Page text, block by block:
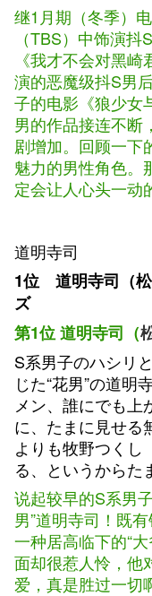
继1月期（冬季）
（TBS）中饰演
《我才不会对黑
演的恶魔级抖S男
子的电影《狼少女
男的作品接连不断
剧增加。回顾一下
魅力的男性角色。
定会让人心头一动
道明寺司
1位 道明寺司（松
ズ
第1位 道明寺司（
S系男子のハシリ
じた“花男”の道明
メン、誰にでも上
に、たまに見せる
よりも牧野つくし
る、というからた
说起较早的S系男
男”道明寺司！既
一种居高临下的“
面却很惹人怜，他
爱，真是胜过一切